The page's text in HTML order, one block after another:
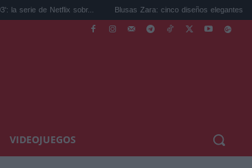
sobr... Blusas Zara: cinco diseños elegantes y ligeros que...
VIDEOJUEGOS